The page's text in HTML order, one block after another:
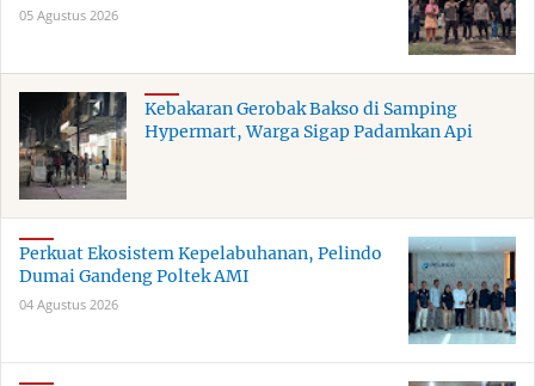
05 Agustus 2026
Kebakaran Gerobak Bakso di Samping
Hypermart, Warga Sigap Padamkan Api
Perkuat Ekosistem Kepelabuhanan, Pelindo
Dumai Gandeng Poltek AMI
04 Agustus 2026